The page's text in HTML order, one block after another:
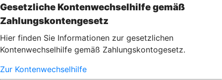
Gesetzliche Kontenwechselhilfe gemäß
Zahlungskontengesetz
Hier finden Sie Informationen zur gesetzlichen
Kontenwechselhilfe gemäß Zahlungskontogesetz.
Zur Kontenwechselhilfe